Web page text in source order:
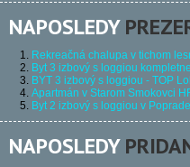
NAPOSLEDY
Rekreačná chalupa v tichom
Byt 3 izbový s loggiou
BYT 3 izbový s loggiou - TOP
Apartmán v Starom Smokovci
Byt 2 izbový s loggiou v
NAPOSLEDY